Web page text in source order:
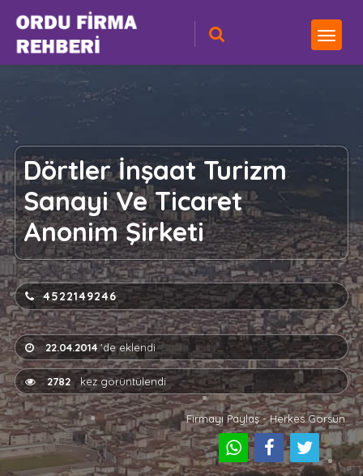
Dörtler İnşaat Turizm
Sanayi Ve Ticaret
Anonim Şirketi
4522149246
22.04.2014'de eklendi
2782kez görüntülendi
Firmayı Paylaş - Herkes Görsün